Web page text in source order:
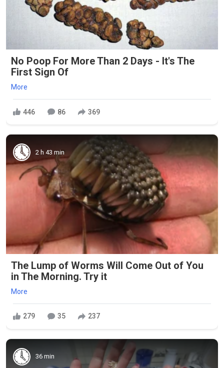
No Poop For More Than 2 Days - It's The
First Sign Of
More
446 86 369
2 h 43 min
The Lump of Worms Will Come Out of You
in The Morning. Try it
More
279 35 237
36 min